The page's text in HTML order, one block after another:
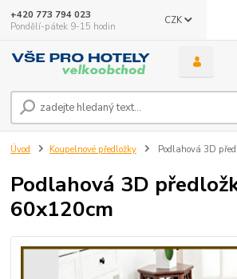
CZK
+420 773 794 023
Pondělí-pátek 9-15 hodin
Úvod Koupelnové předložky Podlahová 3D
Podlahová 3D
60x120cm